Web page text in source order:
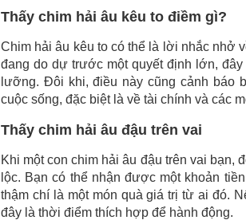
Thấy chim hải âu kêu to điềm gì?
Chim hải âu kêu to có thể là lời nhắc nhở
đang do dự trước một quyết định lớn,
lưỡng. Đôi khi, điều này cũng cảnh báo
cuộc sống, đặc biệt là về tài chính và các
Thấy chim hải âu đậu trên vai
Khi một con chim hải âu đậu trên vai bạn,
lộc. Bạn có thể nhận được một khoản
thậm chí là một món quà giá trị từ ai đó.
đây là thời điểm thích hợp để hành động.